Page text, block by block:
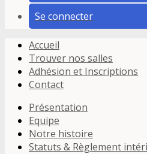
Se connecter
Accueil
Trouver nos salles
Adhésion et Inscriptions
Contact
Présentation
Equipe
Notre histoire
Statuts & Règlement